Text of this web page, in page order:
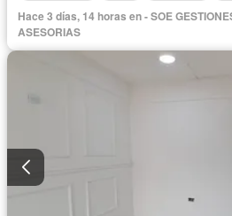
Hace 3 días, 14 horas en - SOE
ASESORIAS